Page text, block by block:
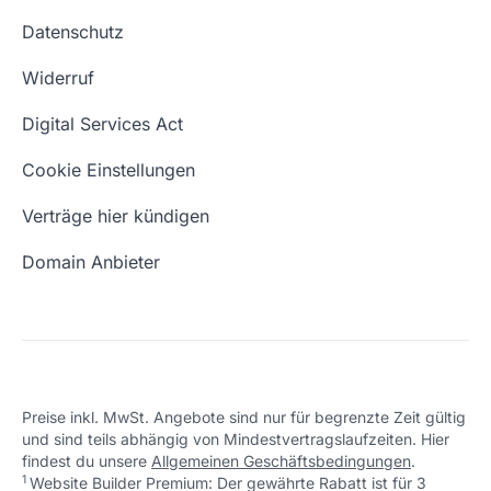
Blog
Webhosting-Lexikon
Whois Domain
Was ist eine Domain?
Domain Umzug
Wie ist meine IP?
Email Adresse erstellen
Datenschutz
Widerruf
Digital Services Act
Cookie Einstellungen
Verträge hier kündigen
Domain Anbieter
Preise inkl. MwSt. Angebote sind nur für begrenzte Zeit gültig
und sind teils abhängig von Mindestvertragslaufzeiten. Hier
findest du unsere Allgemeinen Geschäftsbedingungen.
1 Website Builder Premium: Der gewährte Rabatt ist für 3